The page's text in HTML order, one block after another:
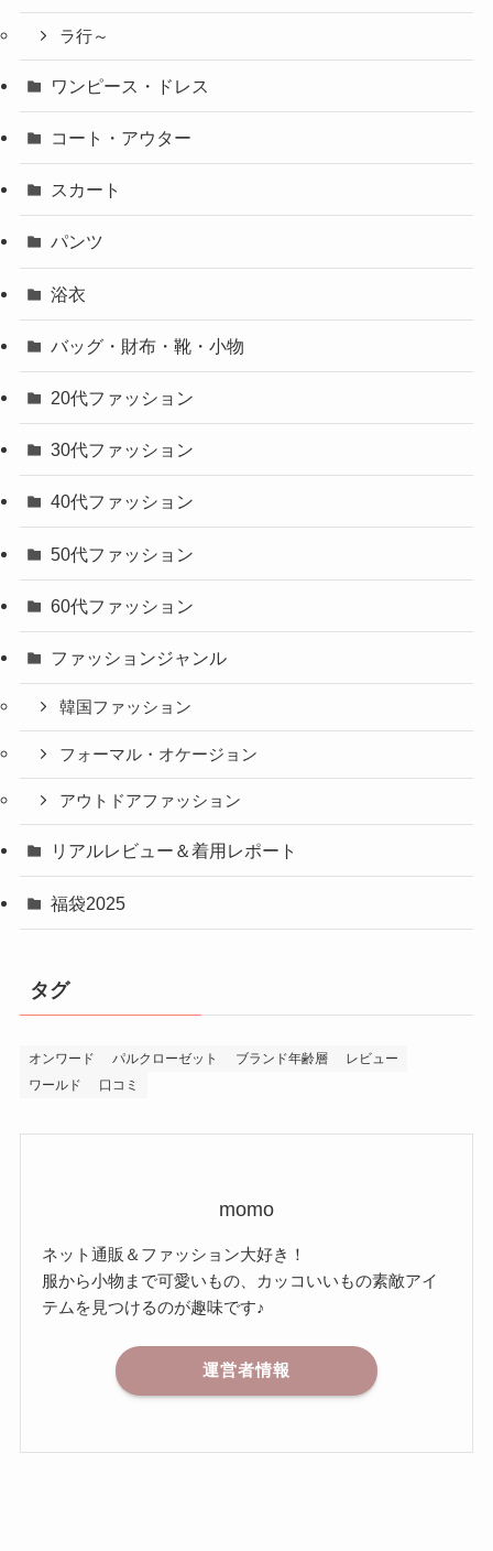
ラ行～
ワンピース・ドレス
コート・アウター
スカート
パンツ
浴衣
バッグ・財布・靴・小物
20代ファッション
30代ファッション
40代ファッション
50代ファッション
60代ファッション
ファッションジャンル
韓国ファッション
フォーマル・オケージョン
アウトドアファッション
リアルレビュー＆着用レポート
福袋2025
タグ
オンワード パルクローゼット ブランド年齢層
レビュー
ワールド
口コミ
momo
ネット通販＆ファッション大好き！
服から小物まで可愛いもの、カッコいいもの素敵アイ
テムを見つけるのが趣味です♪
運営者情報